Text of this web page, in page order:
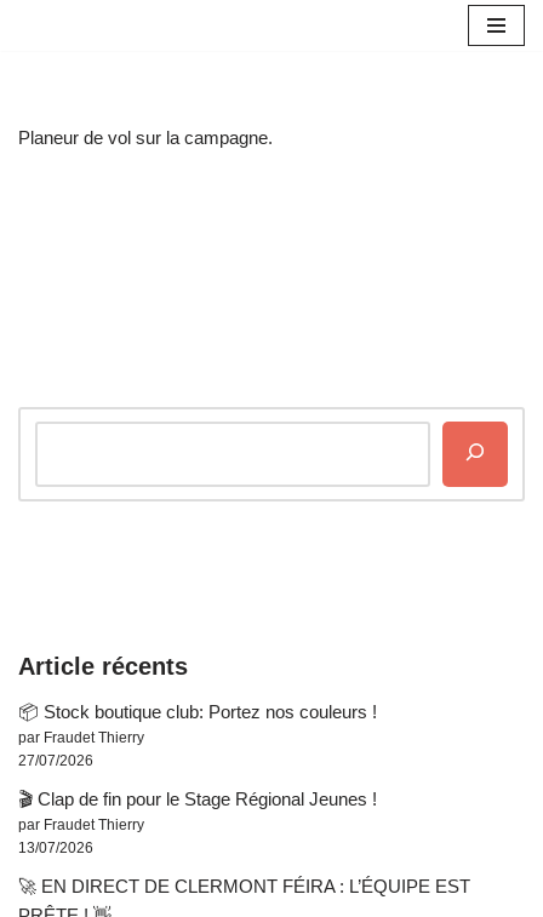
Planeur de vol sur la campagne.
Article récents
📦 Stock boutique club: Portez nos couleurs !
par Fraudet Thierry
27/07/2026
🎬 Clap de fin pour le Stage Régional Jeunes !
par Fraudet Thierry
13/07/2026
🚀 EN DIRECT DE CLERMONT FÉIRA : L’ÉQUIPE EST